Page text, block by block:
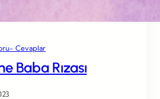
Cevaplar
Baba Rızası